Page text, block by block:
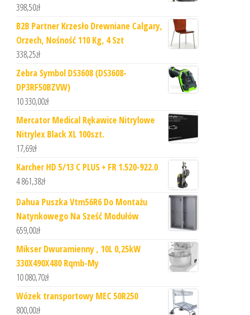
398,50zł
B2B Partner Krzesło Drewniane Calgary,
Orzech, Nośność 110 Kg, 4 Szt
338,25zł
Zebra Symbol DS3608 (DS3608-
DP3RF50BZVW)
10 330,00zł
Mercator Medical Rękawice Nitrylowe
Nitrylex Black XL 100szt.
17,69zł
Karcher HD 5/13 C PLUS + FR 1.520-922.0
4 861,38zł
Dahua Puszka Vtm56R6 Do Montażu
Natynkowego Na Sześć Modułów
659,00zł
Mikser Dwuramienny , 10L 0,25kW
330X490X480 Rqmb-My
10 080,70zł
Wózek transportowy MEC 50R250
800,00zł